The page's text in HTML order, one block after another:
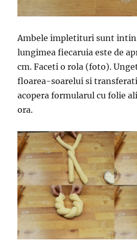
Ambele impletituri sunt
lungimea fiecaruia este de
cm. Faceti o rola (foto).
floarea-soarelui si transferati
acopera formularul cu folie
ora.